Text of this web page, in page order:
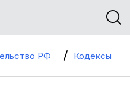
РФ Кодексы